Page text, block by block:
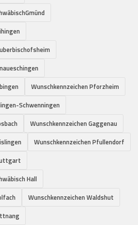
Wunschkennzeichen Pforzheim
Schwenningen
Wunschkennzeichen Gaggenau
Wunschkennzeichen Pfullendorf
Hall
Wunschkennzeichen Waldshut